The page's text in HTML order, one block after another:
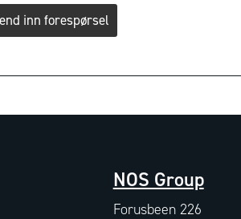
inn forespørsel
NOS Group
Forusbeen 226